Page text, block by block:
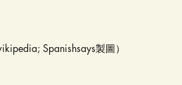
Spanishsays製圖）